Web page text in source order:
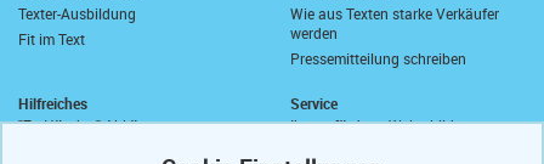
Texter-Ausbildung
Fit im Text
Wie aus Texten starke Verkäufer
werden
Pressemitteilung schreiben
Hilfreiches
"Zu Händen" Abkürzung
Service
Ihre geförderte Weiterbildung